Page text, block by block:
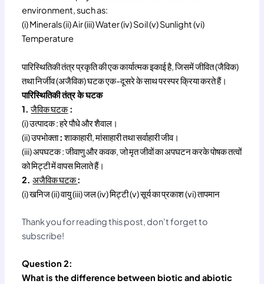
environment, such as:
(i) Minerals (ii) Air (iii) Water (iv) Soil (v) Sunlight (vi)
Temperature
पारिस्थितिकी तंत्र प्रकृति की एक कार्यात्मक इकाई है, जिसमें जीवित (जैविक)
तथा निर्जीव (अजैविक) घटक एक-दूसरे के साथ परस्पर क्रिया करते हैं।
पारिस्थितिकी तंत्र के घटक
1.जैविक घटक:
(i) उत्पादक : हरे पौधे और शैवाल।
(ii) उपभोक्ता:शाकाहारी, मांसाहारी तथा सर्वाहारी जीव।
(iii) अपघटक : जीवाणु और कवक, जो मृत जीवों का अपघटन करके पोषक तत्वों
को मिट्टी में वापस मिलाते हैं।
2.अजैविक घटक:
(i) खनिज (ii) वायु (iii) जल (iv) मिट्टी (v) सूर्य का प्रकाश (vi) तापमान
Thank you for reading this post, don't forget to
subscribe!
Question 2:
What is the difference between biotic and abiotic